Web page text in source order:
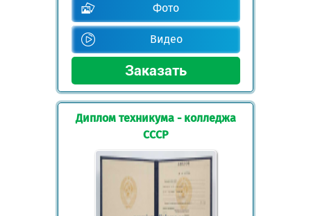
Фото
Видео
Диплом техникума - колледжа
СССР